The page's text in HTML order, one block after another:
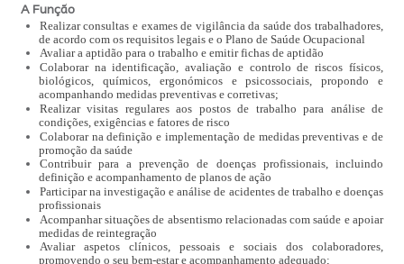
A Função
Realizar consultas e exames de vigilância da saúde dos trabalhadores,
de acordo com os requisitos legais e o Plano de Saúde Ocupacional
Avaliar a aptidão para o trabalho e emitir fichas de aptidão
Colaborar na identificação, avaliação e controlo de riscos físicos,
biológicos, químicos, ergonómicos e psicossociais, propondo e
acompanhando medidas preventivas e corretivas;
Realizar visitas regulares aos postos de trabalho para análise de
condições, exigências e fatores de risco
Colaborar na definição e implementação de medidas preventivas e de
promoção da saúde
Contribuir para a prevenção de doenças profissionais, incluindo
definição e acompanhamento de planos de ação
Participar na investigação e análise de acidentes de trabalho e doenças
profissionais
Acompanhar situações de absentismo relacionadas com saúde e apoiar
medidas de reintegração
Avaliar aspetos clínicos, pessoais e sociais dos colaboradores,
promovendo o seu bem-estar e acompanhamento adequado;